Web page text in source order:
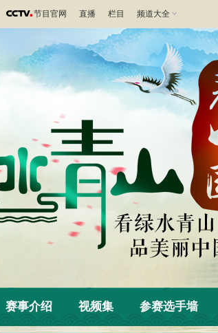
节目官网 直播 栏目 频道大全
赛事介绍 视频集 参赛选手墙